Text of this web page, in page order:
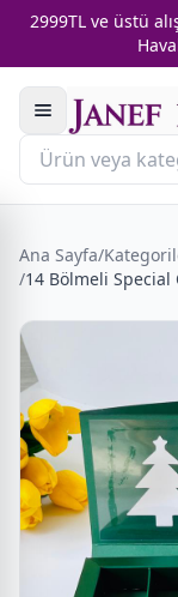
2999TL ve üstü
Ana Sayfa/
/14 Bölmeli Special